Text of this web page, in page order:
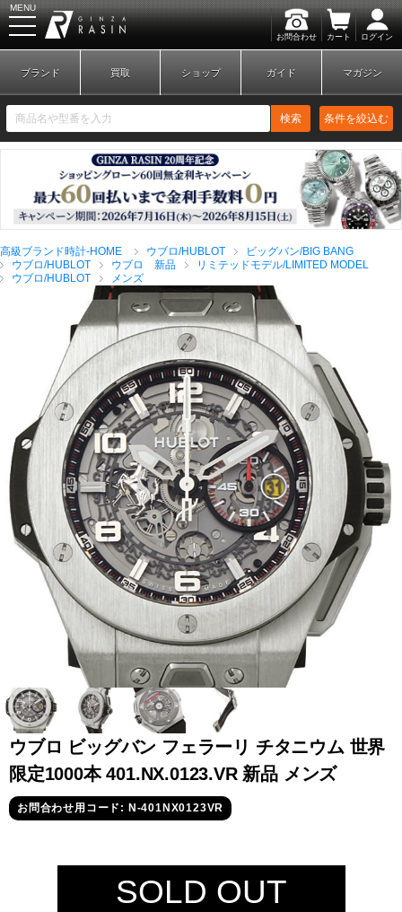
お問合わせ カート ログイン
MENU
新規会員登録 ログイン
ブランドから探す
全てのブランドを見
る
ロレックス
パテック
フィリップ
オーデマピゲ ウブロ カルティエ
グランド
セイコー
IWC
ブランド 買取 ショップ ガイド マガジン
検索 条件を絞込む
高級ブランド時計-HOME ウブロ/HUBLOT
ビッグバン/BIG BANG
ウブロ/HUBLOT
ウブロ 新品
リミテッドモデル/LIMITED MODEL
ウブロ/HUBLOT
メンズ
ウブロ ビッグバン フェラーリ チタニウム 世界
限定1000本 401.NX.0123.VR 新品 メンズ
お問合わせ用コード: N-401NX0123VR
SOLD OUT